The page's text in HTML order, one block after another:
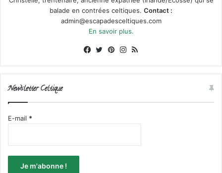
balade en contrées celtiques. Contact :
admin@escapadesceltiques.com
En savoir plus.
Facebook
X PinterestInstagram
Newsletter Celtique
E-mail *